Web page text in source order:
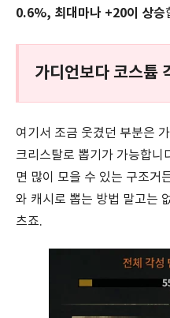
0.6%, 최대마나 +20이 상승
가디언보다 코스튬
여기서 조금 웃겼던 부분은
크리스탈로 뽑기가 가능합니
면 많이 모을 수 있는 구조거
와 캐시로 뽑는 방법 말고는
츠죠.